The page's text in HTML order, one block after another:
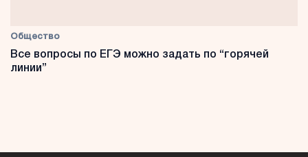
Общество
Все вопросы по ЕГЭ можно задать по “горячей
линии”